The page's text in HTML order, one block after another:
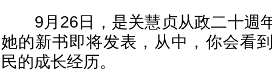
9月26日，是关慧贞从政二十週
她的新书即将发表，从中，你会看
民的成长经历。